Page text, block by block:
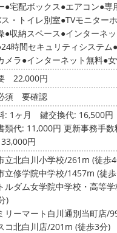
宅配ボックス エアコン 専
・トイレ別室 TVモニター
収納スペース インターネ
24時間セキュリティシステム
メラ インターネット無料
22,000円
須 要確認
: 1ヶ月 鍵交換代: 16,500円
類代: 11,000円 更新事務手
円
立北白川小学校/261m (徒歩
立修学院中学校/1457m (徒
ルダム女学院中学校・高等
)
リーマート白川通別当町店/
コ北白川店/201m (徒歩3分)